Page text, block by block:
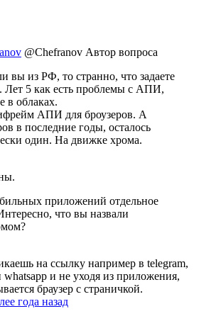
@Chefranov Автор вопроса
вы из РФ, то странно, что задаете
Лет 5 как есть проблемы с АПИ,
в облаках.
АПИ для броузеров. А
в последние годы, осталось
один. На движке хрома.
приложений отдельное
что вы назвали
на ссылку например в telegram,
whatsapp и не уходя из приложения,
браузер с страничкой.
года назад